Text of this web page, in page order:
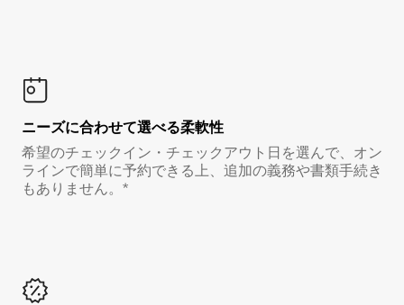
ニーズに合わせて選べる柔軟性
希望のチェックイン・チェックアウト日を選んで、オン
ラインで簡単に予約できる上、追加の義務や書類手続き
もありません。*